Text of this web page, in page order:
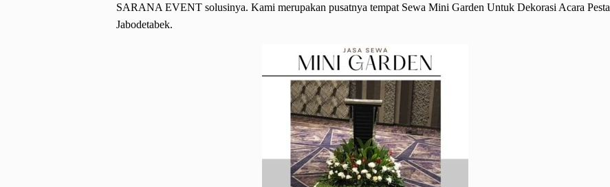
SARANA EVENT solusinya. Kami merupakan pusatnya tempat Sewa Mini Garden Untuk Dekorasi Acara Pesta
Jabodetabek.